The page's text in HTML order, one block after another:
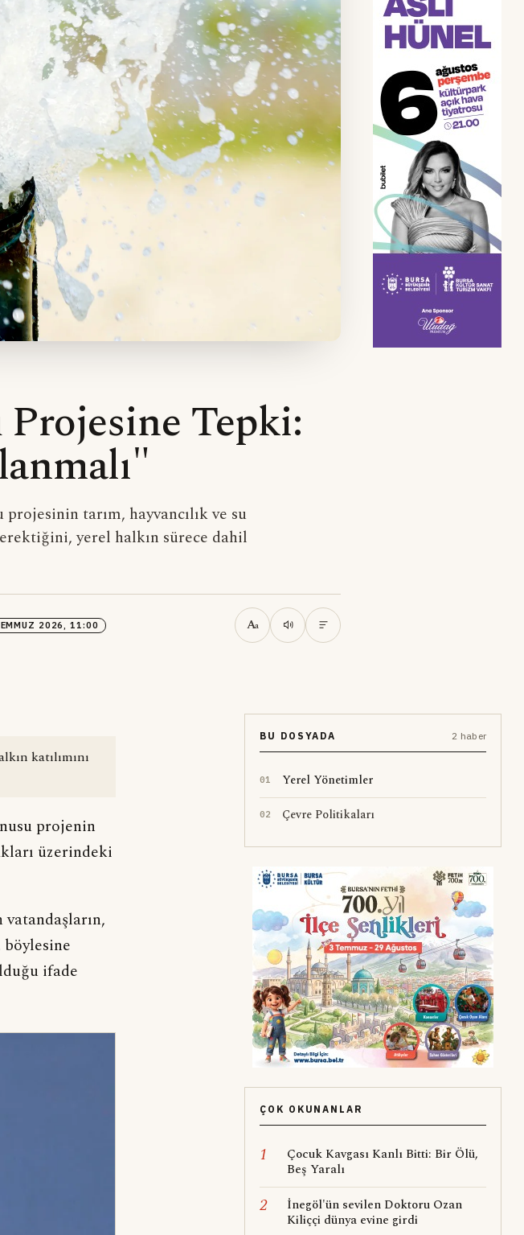
Tepki:
tarım, hayvancılık ve su
yerel halkın sürece dahil
2026, 11:00 Aa
katılımını
projenin
üzerindeki
ifade
BU DOSYADA 2 haber
01 Yerel Yönetimler
02 Çevre Politikaları
ÇOK OKUNANLAR
1
Çocuk Kavgası Kanlı Bitti: Bir Ölü,
Beş Yaralı
2
İnegöl'ün sevilen Doktoru Ozan
Kiliççi dünya evine girdi